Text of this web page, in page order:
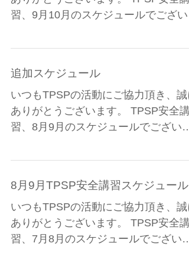
いつもTPSPの活動にご協力頂き、誠
ありがとうございます。 TPSP安全講
願い致します。 満席の日にちを予約サ
イトでクリックしても、予約できませ
ん。...
追加スケジュール
いつもTPSPの活動にご協力頂き、誠
ありがとうございます。 TPSP安全講
願い致します。 満席の日にちを予約サ
イトでクリックしても、予約できませ
ん。...
8月9月TPSP安全講習スケジュール
いつもTPSPの活動にご協力頂き、誠
ありがとうございます。 TPSP安全講